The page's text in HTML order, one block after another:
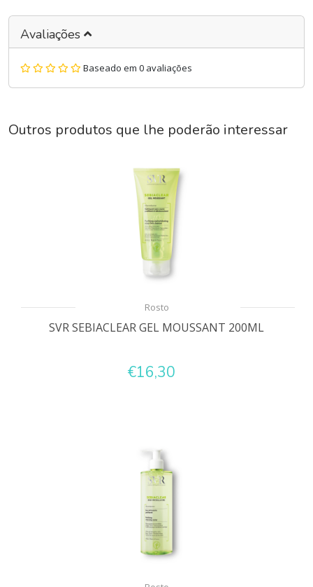
Avaliações
Baseado em 0 avaliações
Outros produtos que lhe poderão interessar
Rosto
SVR SEBIACLEAR GEL MOUSSANT 200ML
€16,30